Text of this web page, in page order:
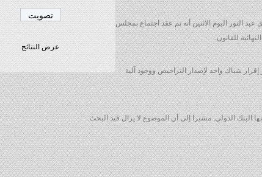
عرض النتائج
النور اليوم الاثنين أنه تم عقد اجتماع بمجلس
للقانون.
شباك واحد لإصدار التراخيص ووجود آلية
البنك الدولي, مشيرا إلى أن الموضوع لا يزال قيد البحث.